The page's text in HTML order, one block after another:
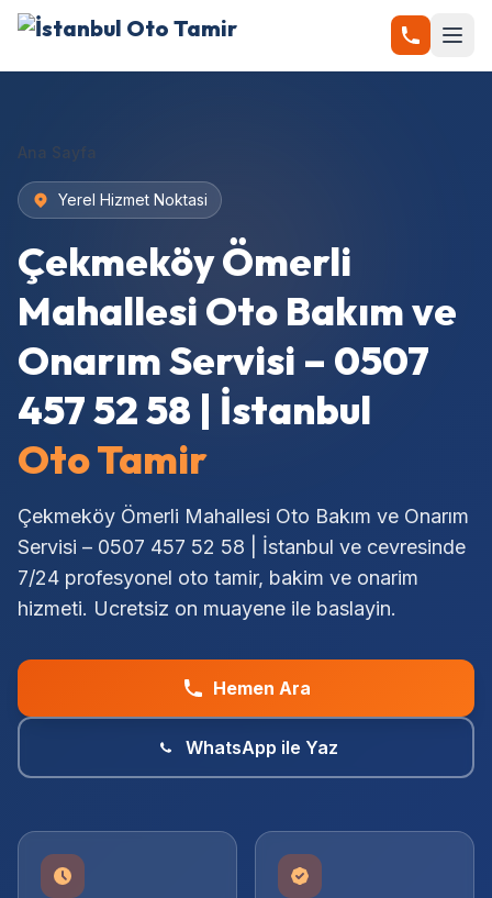
Ana Sayfa
Yerel Hizmet Noktasi
Çekmeköy Ömerli
Mahallesi Oto Bakım ve
Onarım Servisi – 0507
457 52 58 | İstanbul
Oto Tamir
Çekmeköy Ömerli Mahallesi Oto Bakım ve Onarım
Servisi – 0507 457 52 58 | İstanbul ve cevresinde
7/24 profesyonel oto tamir, bakim ve onarim
hizmeti. Ucretsiz on muayene ile baslayin.
Hemen Ara
WhatsApp ile Yaz